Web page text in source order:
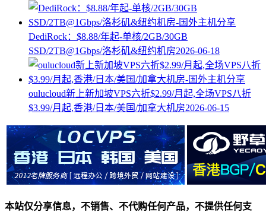
DediRock：$8.88/年起-单核/2GB/30GB
SSD/2TB@1Gbps/洛杉矶&纽约机房2026-06-18
oulucloud新上新加坡VPS六折$2.99/月起,全场VPS八折
$3.99/月起,香港/日本/美国/加拿大机房2026-06-15
本站仅分享信息，不销售、不代购任何产品，不提供任何支